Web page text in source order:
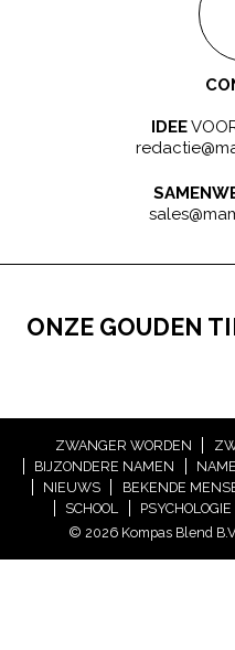
IDEE
ONZE GOUDEN
ZWANGER WORDEN
BIJZONDERE NAMEN
NIEUWS
BEKENDE
SCHOOL
PSYCHOLOGIE
© 2026 Kompas Blend